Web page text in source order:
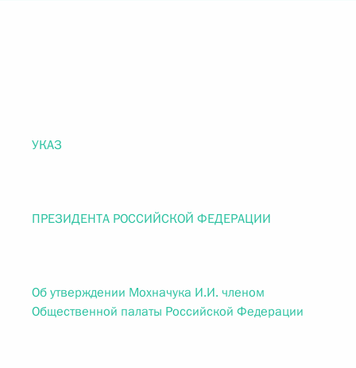
УКАЗ
ПРЕЗИДЕНТА РОССИЙСКОЙ ФЕДЕРАЦИИ
Об утверждении Мохначука И.И. членом
Общественной палаты Российской Федерации